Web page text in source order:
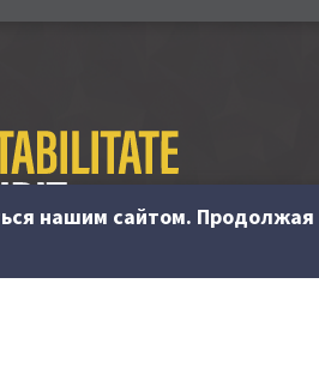
нашим сайтом. Продолжая